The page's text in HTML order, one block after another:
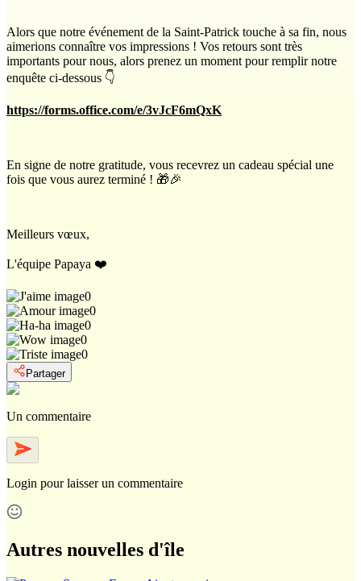
Alors que notre événement de la Saint-Patrick touche à sa fin, nous
aimerions connaître vos impressions ! Vos retours sont très
importants pour nous, alors prenez un moment pour remplir notre
enquête ci-dessous 👇
https://forms.office.com/e/3vJcF6mQxK
En signe de notre gratitude, vous recevrez un cadeau spécial une
fois que vous aurez terminé ! 🎁🎉
Meilleurs vœux,
L'équipe Papaya ❤️
0
0
0
0
0
Partager
Un commentaire
Login pour laisser un commentaire
Autres nouvelles d'île